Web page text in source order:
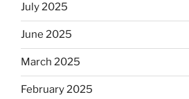
July 2025
June 2025
March 2025
February 2025